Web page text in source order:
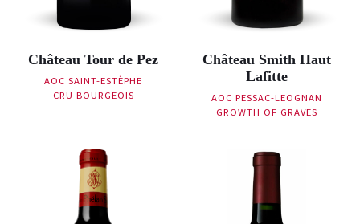
Château Tour de Pez
AOC SAINT-ESTÈPHE
CRU BOURGEOIS
Château Smith Haut
Lafitte
AOC PESSAC-LEOGNAN
GROWTH OF GRAVES